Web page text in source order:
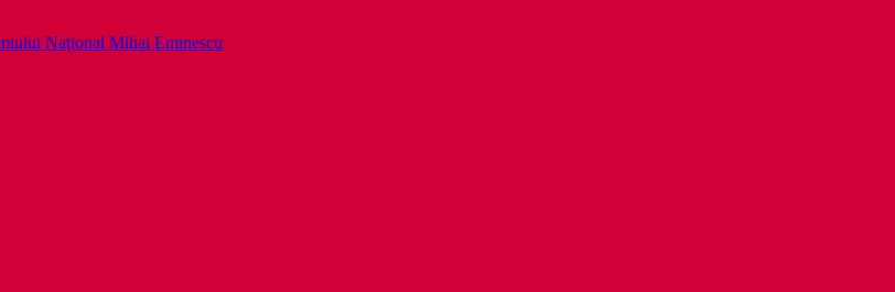
Naţional Mihai Eminescu